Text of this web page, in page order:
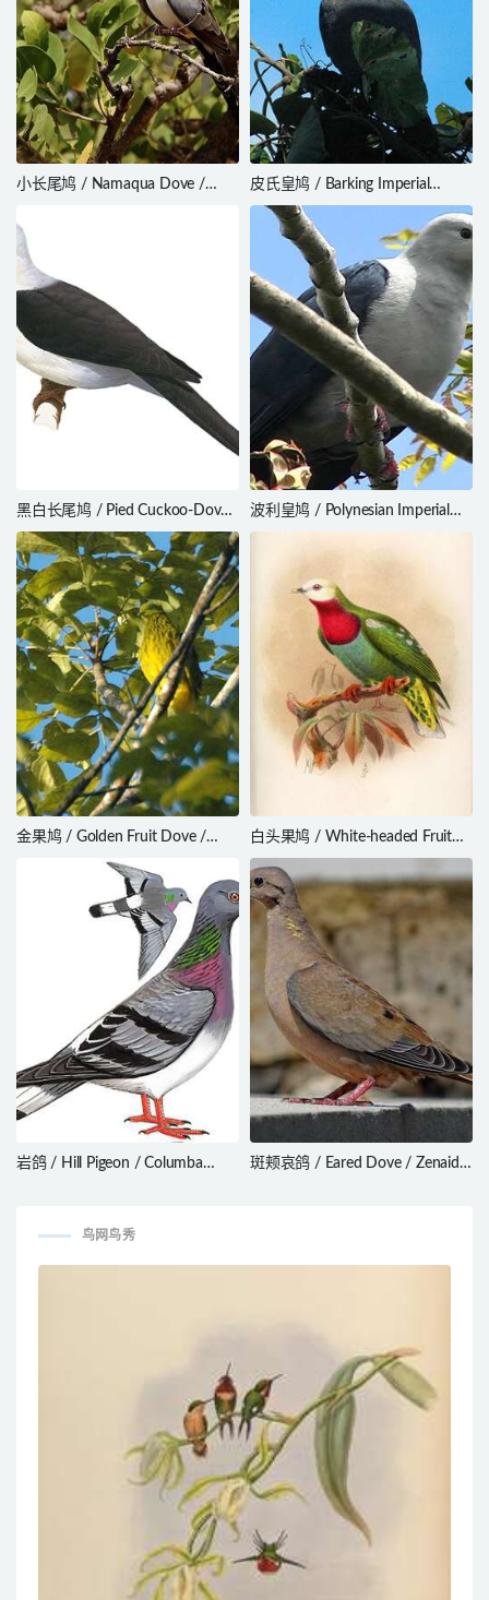
小长尾鸠 / Namaqua Dove /
皮氏皇鸠 / Barking Imperial
Pigeon / Ducula latrans
黑白长尾鸠 / Pied Cuckoo-Dove /
Reinwardtoena browni
波利皇鸠 / Polynesian Imperial
Pigeon / Ducula aurorae
金果鸠 / Golden Fruit Dove /
白头果鸠 / White-headed Fruit
Dove / Ptilinopus eugeniae
岩鸽 / Hill Pigeon / Columba
斑颊哀鸽 / Eared Dove / Zenaida
鸟网鸟秀